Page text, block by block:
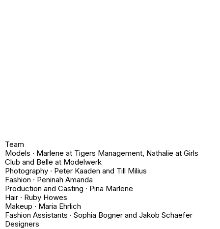
Team
Models · Marlene at Tigers Management, Nathalie at Girls
Club and Belle at Modelwerk
Photography · Peter Kaaden and Till Milius
Fashion · Peninah Amanda
Production and Casting · Pina Marlene
Hair · Ruby Howes
Makeup · Maria Ehrlich
Fashion Assistants · Sophia Bogner and Jakob Schaefer
Designers